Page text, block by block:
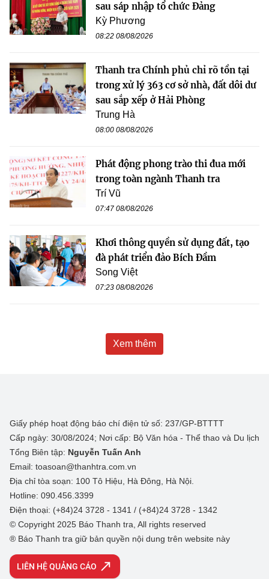
sau sáp nhập tổ chức Đảng
Kỳ Phương
08:22 08/08/2026
Thanh tra Chính phủ chỉ rõ tồn tại
trong xử lý 363 cơ sở nhà, đất dôi dư
sau sắp xếp ở Hải Phòng
Trung Hà
08:00 08/08/2026
Phát động phong trào thi đua mới
trong toàn ngành Thanh tra
Trí Vũ
07:47 08/08/2026
Khơi thông quyền sử dụng đất, tạo
đà phát triển đảo Bích Đầm
Song Việt
07:23 08/08/2026
Xem thêm
Giấy phép hoạt động báo chí điện tử số: 237/GP-BTTTT
Cấp ngày: 30/08/2024; Nơi cấp: Bộ Văn hóa - Thể thao và Du lịch
Tổng Biên tập: Nguyễn Tuấn Anh
Email: toasoan@thanhtra.com.vn
Địa chỉ tòa soạn: 100 Tô Hiệu, Hà Đông, Hà Nội.
Hotline: 090.456.3399
Điện thoại: (+84)24 3728 - 1341 / (+84)24 3728 - 1342
© Copyright 2025 Báo Thanh tra, All rights reserved
® Báo Thanh tra giữ bản quyền nội dung trên website này
LIÊN HỆ QUẢNG CÁO